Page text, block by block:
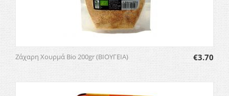
Ζάχαρη Χουρμά Bio 200gr (ΒΙΟΥΓΕΙΑ) €3.70